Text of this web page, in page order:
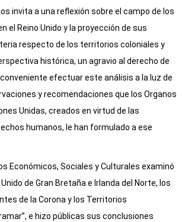
invita a una reflexión sobre el campo de los
el Reino Unido y la proyección de sus
respecto de los territorios coloniales y
histórica, un agravio al derecho de
efectuar este análisis a la luz de
y recomendaciones que los Organos
Unidas, creados en virtud de las
humanos, le han formulado a ese
Económicos, Sociales y Culturales examinó
de Gran Bretaña e Irlanda del Norte, los
de la Corona y los Territorios
e hizo públicas sus conclusiones